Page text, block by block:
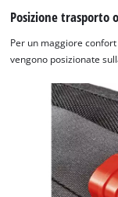
Posizione trasporto
Per un maggiore
vengono posizionate